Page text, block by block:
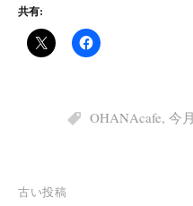
共有:
OHANAcafe, 今
投
古い投稿